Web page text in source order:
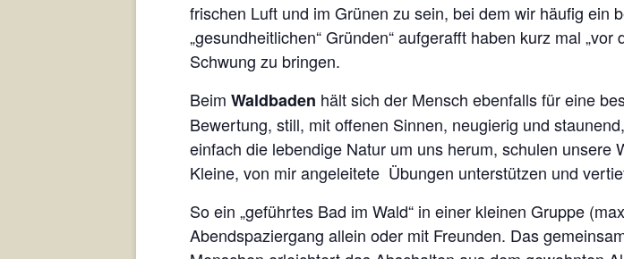
frischen Luft und im Grünen zu sein, bei dem wir häufig ein
„gesundheitlichen“ Gründen“ aufgerafft haben kurz mal
Schwung zu bringen.
Beim Waldbaden hält sich der Mensch ebenfalls für eine
Bewertung, still, mit offenen Sinnen, neugierig und
einfach die lebendige Natur um uns herum, schulen
Kleine, von mir angeleitete Übungen unterstützen und
So ein „geführtes Bad im Wald“ in einer kleinen Gruppe
Abendspaziergang allein oder mit Freunden. Das